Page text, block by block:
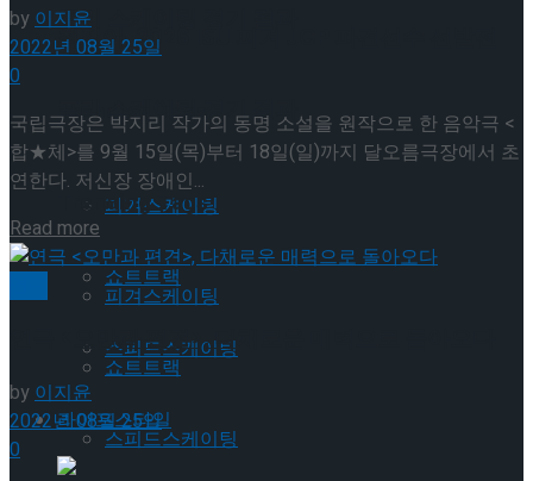
프리 스케이팅 경기 결과
Trending Tags
피겨스케이팅
쇼트트랙
스피드스케이팅
라이프스타일
최진아, 2026 ISU 피겨 JGP 파견선수 선발전
프리 스케이팅 경기 결과
Trending Tags
피겨스케이팅
쇼트트랙
스피드스케이팅
by 이지윤
2022년 08월 25일
0
국립극장은 박지리 작가의 동명 소설을 원작으로 한 음악극 <
합★체>를 9월 15일(목)부터 18일(일)까지 달오름극장에서 초
연한다. 저신장 장애인...
Read more
연극 <오만과 편견>, 다채로운 매력으로 돌아오다
by이지윤
2022년 08월 25일
0